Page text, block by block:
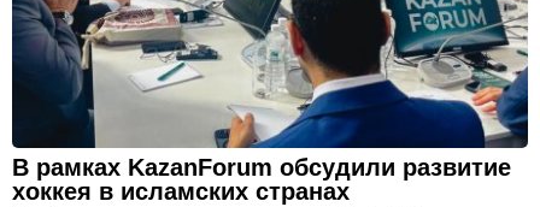
В рамках KazanForum обсудили развитие
хоккея в исламских странах